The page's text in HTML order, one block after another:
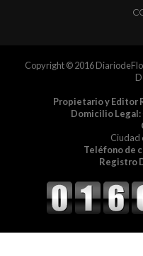
Copyright © 2016
Propietario y Editor
Domicilio Legal:
Ciudad
Teléfono de
Registro